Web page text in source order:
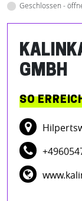
Geschlossen -
GMBH
SO